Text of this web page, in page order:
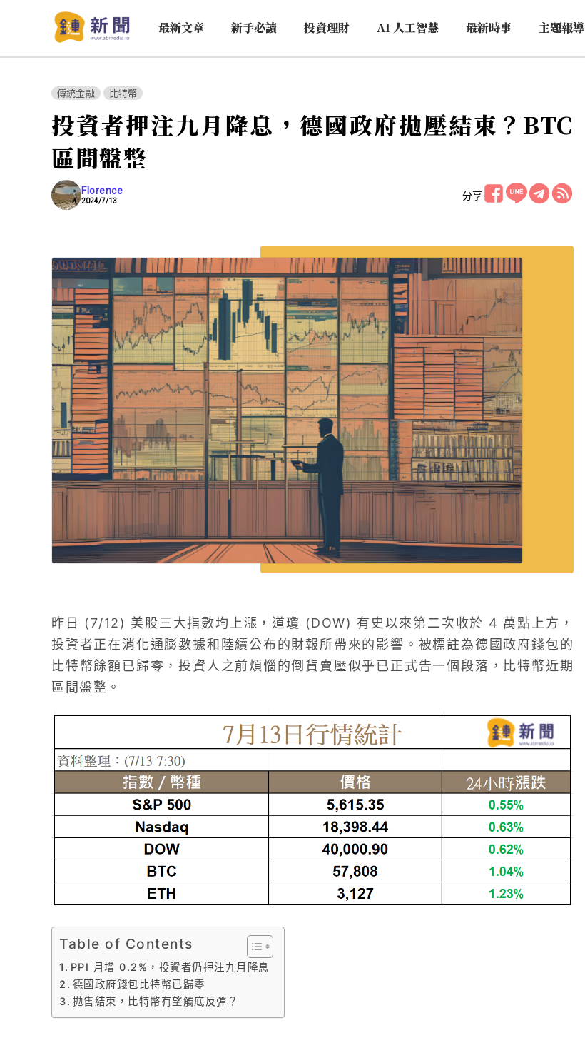
最新文章 新手必讀 投資理財 AI 人工智慧 最新時事 主題報導
傳統金融 比特幣
投資者押注九月降息，德國政府拋壓結束？BTC
區間盤整
Florence
2024/7/13 分享
昨日 (7/12) 美股三大指數均上漲，道瓊 (DOW) 有史以來第二次收於 4 萬點上方，
投資者正在消化通膨數據和陸續公布的財報所帶來的影響。被標註為德國政府錢包的
比特幣餘額已歸零，投資人之前煩惱的倒貨賣壓似乎已正式告一個段落，比特幣近期
區間盤整。
Table of Contents
PPI 月增 0.2%，投資者仍押注九月降息
德國政府錢包比特幣已歸零
拋售結束，比特幣有望觸底反彈？